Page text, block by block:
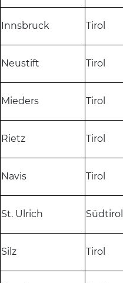
Innsbruck Tirol
Neustift Tirol
Mieders Tirol
Rietz Tirol
Navis Tirol
St. Ulrich Südtirol
Silz Tirol